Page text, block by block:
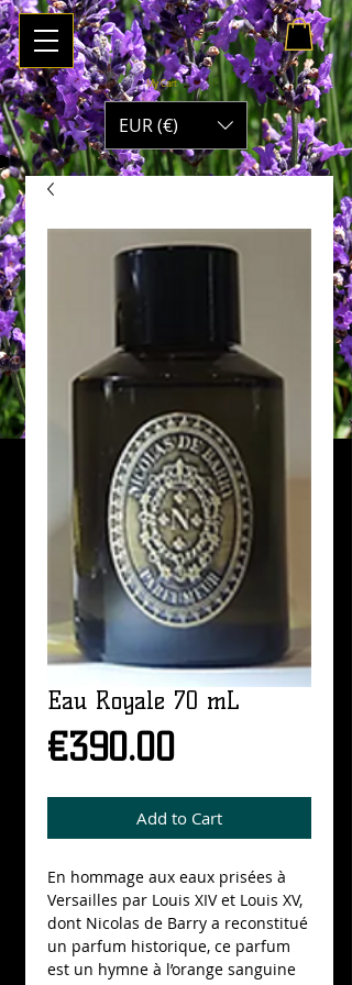
EUR (€)
My Cart
Eau Royale 70 mL
€390.00Price
Add to Cart
En hommage aux eaux prisées à
Versailles par Louis XIV et Louis XV,
dont Nicolas de Barry a reconstitué
un parfum historique, ce parfum
est un hymne à l’orange sanguine